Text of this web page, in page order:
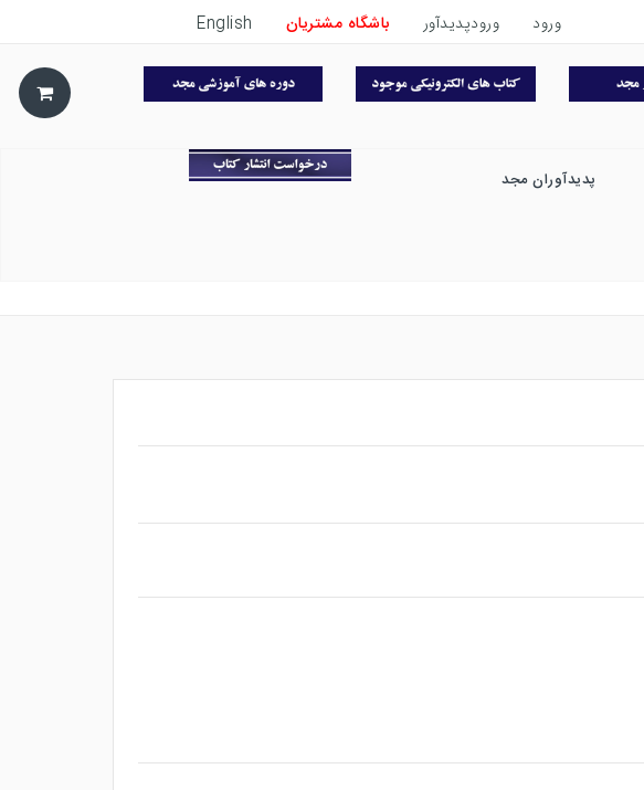
ورود ورودپدیدآور باشگاه مشتریان English
پدیدآوران مجد